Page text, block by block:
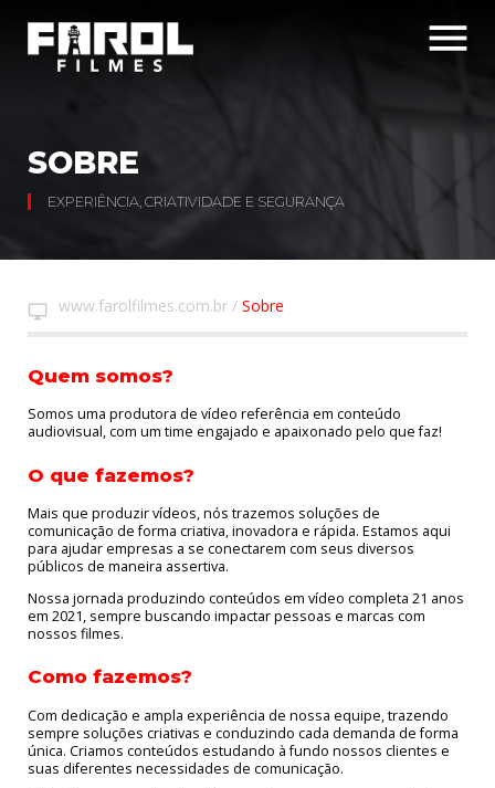
menu
SOBRE
EXPERIÊNCIA, CRIATIVIDADE E SEGURANÇA
desktop_windows www.farolfilmes.com.br / Sobre
Quem somos?
Somos uma produtora de vídeo referência em conteúdo
audiovisual, com um time engajado e apaixonado pelo que faz!
O que fazemos?
Mais que produzir vídeos, nós trazemos soluções de
comunicação de forma criativa, inovadora e rápida. Estamos aqui
para ajudar empresas a se conectarem com seus diversos
públicos de maneira assertiva.
Nossa jornada produzindo conteúdos em vídeo completa 21 anos
em 2021, sempre buscando impactar pessoas e marcas com
nossos filmes.
Como fazemos?
Com dedicação e ampla experiência de nossa equipe, trazendo
sempre soluções criativas e conduzindo cada demanda de forma
única. Criamos conteúdos estudando à fundo nossos clientes e
suas diferentes necessidades de comunicação.